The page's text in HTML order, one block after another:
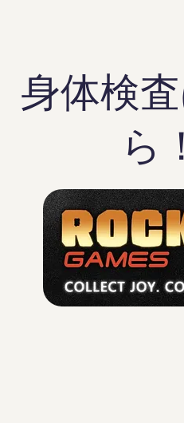
身体検
ら